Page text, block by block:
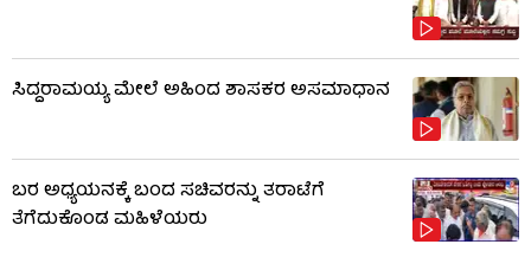
ಸಿದ್ದರಾಮಯ್ಯ ಮೇಲೆ ಅಹಿಂದ ಶಾಸಕರ ಅಸಮಾಧಾನ
ಬರ ಅಧ್ಯಯನಕ್ಕೆ ಬಂದ ಸಚಿವರನ್ನು ತರಾಟೆಗೆ
ತೆಗೆದುಕೊಂಡ ಮಹಿಳೆಯರು